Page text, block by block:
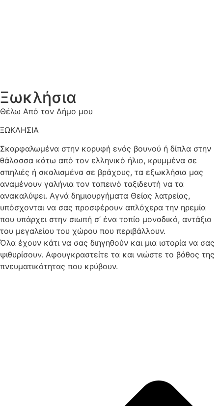
Ξωκλήσια
Θέλω Από τον Δήμο μου
ΞΩΚΛΗΣΙΑ
Σκαρφαλωμένα στην κορυφή ενός βουνού ή δίπλα στην
θάλασσα κάτω από τον ελληνικό ήλιο, κρυμμένα σε
σπηλιές ή σκαλισμένα σε βράχους, τα εξωκλήσια μας
αναμένουν γαλήνια τον ταπεινό ταξιδευτή να τα
ανακαλύψει. Αγνά δημιουργήματα Θείας λατρείας,
υπόσχονται να σας προσφέρουν απλόχερα την ηρεμία
που υπάρχει στην σιωπή σ’ ένα τοπίο μοναδικό, αντάξιο
του μεγαλείου του χώρου που περιβάλλουν.
Όλα έχουν κάτι να σας διηγηθούν και μια ιστορία να σας
ψιθυρίσουν. Αφουγκραστείτε τα και νιώστε το βάθος της
πνευματικότητας που κρύβουν.